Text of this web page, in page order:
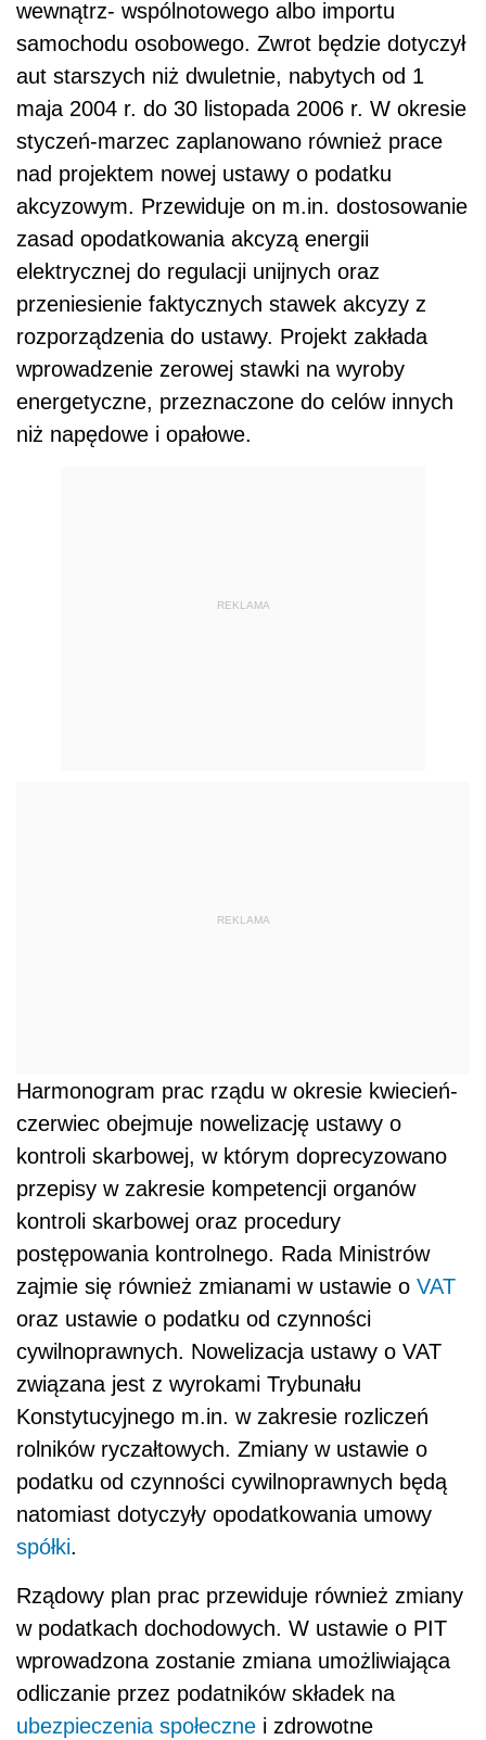
wewnątrz- wspólnotowego albo importu
samochodu osobowego. Zwrot będzie dotyczył
aut starszych niż dwuletnie, nabytych od 1
maja 2004 r. do 30 listopada 2006 r. W okresie
styczeń-marzec zaplanowano również prace
nad projektem nowej ustawy o podatku
akcyzowym. Przewiduje on m.in. dostosowanie
zasad opodatkowania akcyzą energii
elektrycznej do regulacji unijnych oraz
przeniesienie faktycznych stawek akcyzy z
rozporządzenia do ustawy. Projekt zakłada
wprowadzenie zerowej stawki na wyroby
energetyczne, przeznaczone do celów innych
niż napędowe i opałowe.
REKLAMA
REKLAMA
Harmonogram prac rządu w okresie kwiecień-
czerwiec obejmuje nowelizację ustawy o
kontroli skarbowej, w którym doprecyzowano
przepisy w zakresie kompetencji organów
kontroli skarbowej oraz procedury
postępowania kontrolnego. Rada Ministrów
zajmie się również zmianami w ustawie o VAT
oraz ustawie o podatku od czynności
cywilnoprawnych. Nowelizacja ustawy o VAT
związana jest z wyrokami Trybunału
Konstytucyjnego m.in. w zakresie rozliczeń
rolników ryczałtowych. Zmiany w ustawie o
podatku od czynności cywilnoprawnych będą
natomiast dotyczyły opodatkowania umowy
spółki.
Rządowy plan prac przewiduje również zmiany
w podatkach dochodowych. W ustawie o PIT
wprowadzona zostanie zmiana umożliwiająca
odliczanie przez podatników składek na
ubezpieczenia społeczne i zdrowotne